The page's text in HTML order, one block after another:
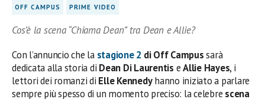
OFF CAMPUS PRIME VIDEO
Cos’è la scena “Chiama Dean” tra Dean e Allie?
Con l’annuncio che la stagione 2 di Off Campussarà
dedicata alla storia di Dean Di Laurentis eAllie Hayes, i
lettori dei romanzi di Elle Kennedyhanno iniziato a parlare
sempre più spesso di un momento preciso: la celebre scena